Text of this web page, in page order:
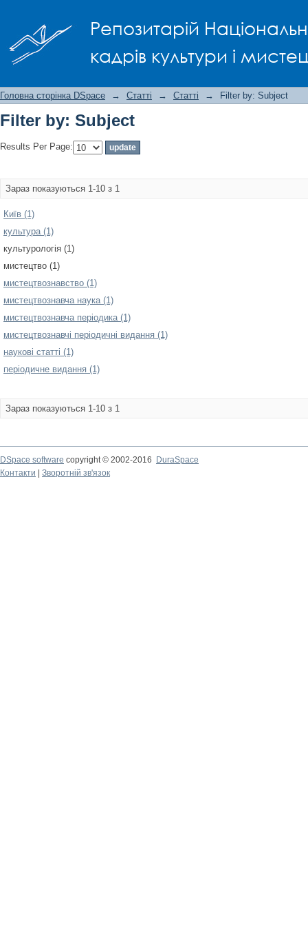
Репозитарій
кадрів культури і
Головна сторінка DSpace → Статті → Статті → Filter by: Subject
Filter by: Subject
Results Per Page:
Зараз показуються 1-10 з 1
Київ (1)
культура (1)
культурологія (1)
мистецтво (1)
мистецтвознавство (1)
мистецтвознавча наука (1)
мистецтвознавча періодика (1)
мистецтвознавчі періодичні видання (1)
наукові статті (1)
періодичне видання (1)
Зараз показуються 1-10 з 1
DSpace software copyright © 2002-2016
DuraSpace
Контакти
Зворотній зв'язок